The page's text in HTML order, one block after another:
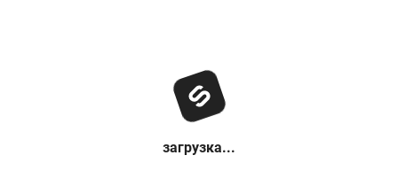
загрузка...